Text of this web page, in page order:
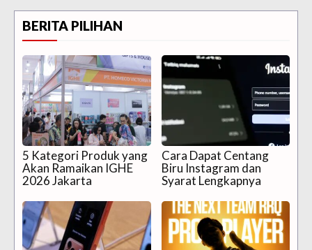
BERITA PILIHAN
5 Kategori Produk yang
Akan Ramaikan IGHE
2026 Jakarta
Cara Dapat Centang
Biru Instagram dan
Syarat Lengkapnya